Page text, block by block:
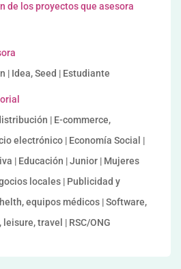
de los proyectos que asesora
| Idea, Seed | Estudiante
| E-commerce,
electrónico | Economía Social |
| Educación | Junior | Mujeres
locales | Publicidad y
equipos médicos | Software,
travel | RSC/ONG